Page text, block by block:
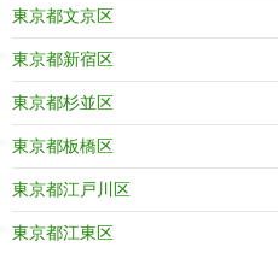
東京都文京区
東京都新宿区
東京都杉並区
東京都板橋区
東京都江戸川区
東京都江東区